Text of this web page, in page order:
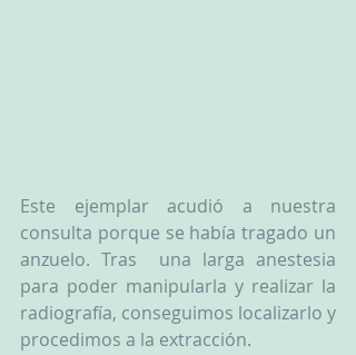
Este ejemplar acudió a nuestra
consulta porque se había tragado un
anzuelo. Tras  una larga anestesia
para poder manipularla y realizar la
radiografía, conseguimos localizarlo y
procedimos a la extracción.